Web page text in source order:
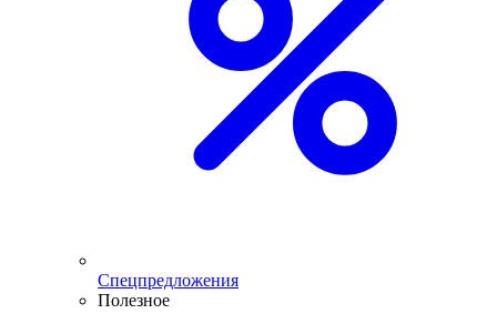
Спецпредложения
Полезное